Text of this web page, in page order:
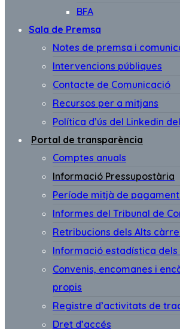
BFA
Sala de Premsa
Notes de premsa i
Intervencions públiques
Contacte de Comunicació
Recursos per a mitjans
Política d’ús del Linkedin
Portal de transparència
Comptes anuals
Informació Pressupostària
Període mitjà de
Informes del Tribunal de
Retribucions dels Alts
Informació estadística
Convenis, encomanes i
propis
Registre d’activitats de
Dret d’accés